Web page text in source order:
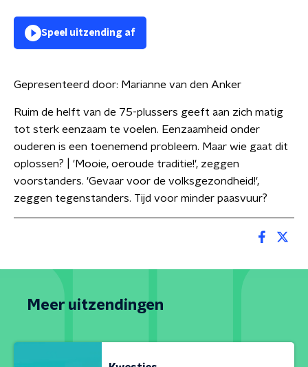
Speel uitzending af
Gepresenteerd door: Marianne van den Anker
Ruim de helft van de 75-plussers geeft aan zich matig
tot sterk eenzaam te voelen. Eenzaamheid onder
ouderen is een toenemend probleem. Maar wie gaat dit
oplossen? | 'Mooie, oeroude traditie!', zeggen
voorstanders. 'Gevaar voor de volksgezondheid!',
zeggen tegenstanders. Tijd voor minder paasvuur?
Meer uitzendingen